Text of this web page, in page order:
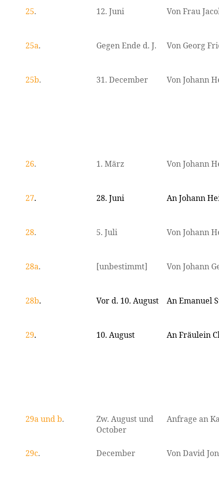
25. 12. Juni Von Frau
25a. Gegen Ende d. J. Von Georg
25b. 31. December Von Johann
26. 1. März Von Johann
27. 28. Juni An Johann
28. 5. Juli Von Johann
28a. [unbestimmt] Von Johann
28b. Vor d. 10. August An Emanuel
29. 10. August An Fräulein
29a und b.
Zw. August und
October
Anfrage an
29c. December Von David